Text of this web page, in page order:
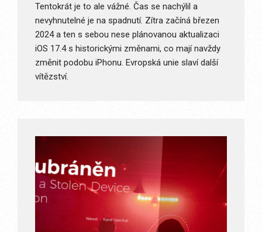
Tentokrát je to ale vážné. Čas se nachýlil a
nevyhnutelné je na spadnutí. Zítra začíná březen
2024 a ten s sebou nese plánovanou aktualizaci
iOS 17.4 s historickými změnami, co mají navždy
změnit podobu iPhonu. Evropská unie slaví další
vítězství.